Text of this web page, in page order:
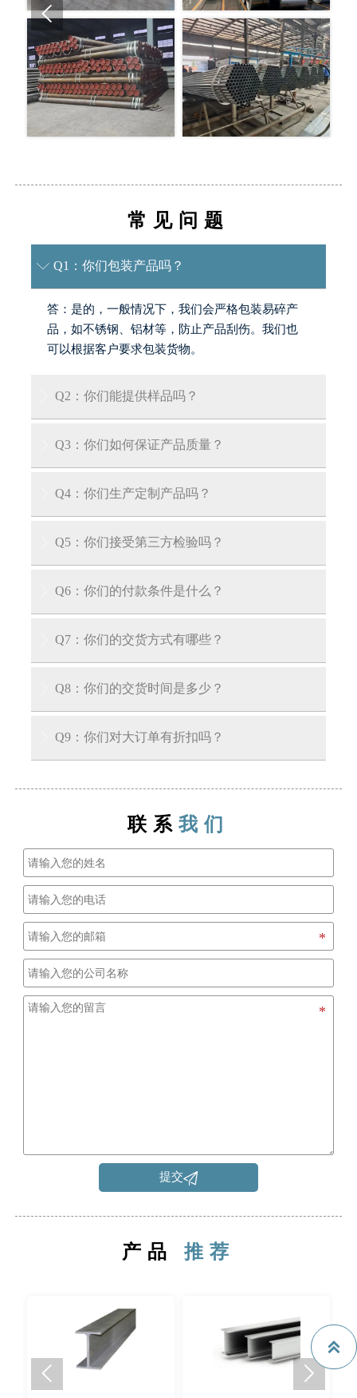

常见问题
 Q1：你们包装产品吗？
答：是的，一般情况下，我们会严格包装易碎产
品，如不锈钢、铝材等，防止产品刮伤。我们也
可以根据客户要求包装货物。
Q2：你们能提供样品吗？
答：是的，我们可以提供免费样品，但客户需承
Q3：你们如何保证产品质量？
答：我们的工厂拥有专业认证，每件产品均按国
Q4：你们生产定制产品吗？
答：是的，我们拥有多年产品定制经验，可根据
Q5：你们接受第三方检验吗？
答：我们接受第三方检验：SGS、V-trust、TUV、
Q6：你们的付款条件是什么？
答：我们接受30%电汇预付款和70%交货前余款。
Q7：你们的交货方式有哪些？
答：EXW、FOB、CIF、CFR、DDU等。
Q8：你们的交货时间是多少？
A: 对于库存产品，我们可以在收到您的预付款后
Q9：你们对大订单有折扣吗？
联系 我们
提交
产品 推荐
 
